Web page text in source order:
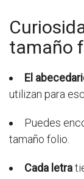
tamaño
El
utilizan para
Puedes
tamaño folio.
Cada letra